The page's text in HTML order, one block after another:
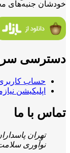
خودشان جنبه‌های
دسترسی
حساب کاربری
اپلیکیشن
تماس با ما
نوآوری